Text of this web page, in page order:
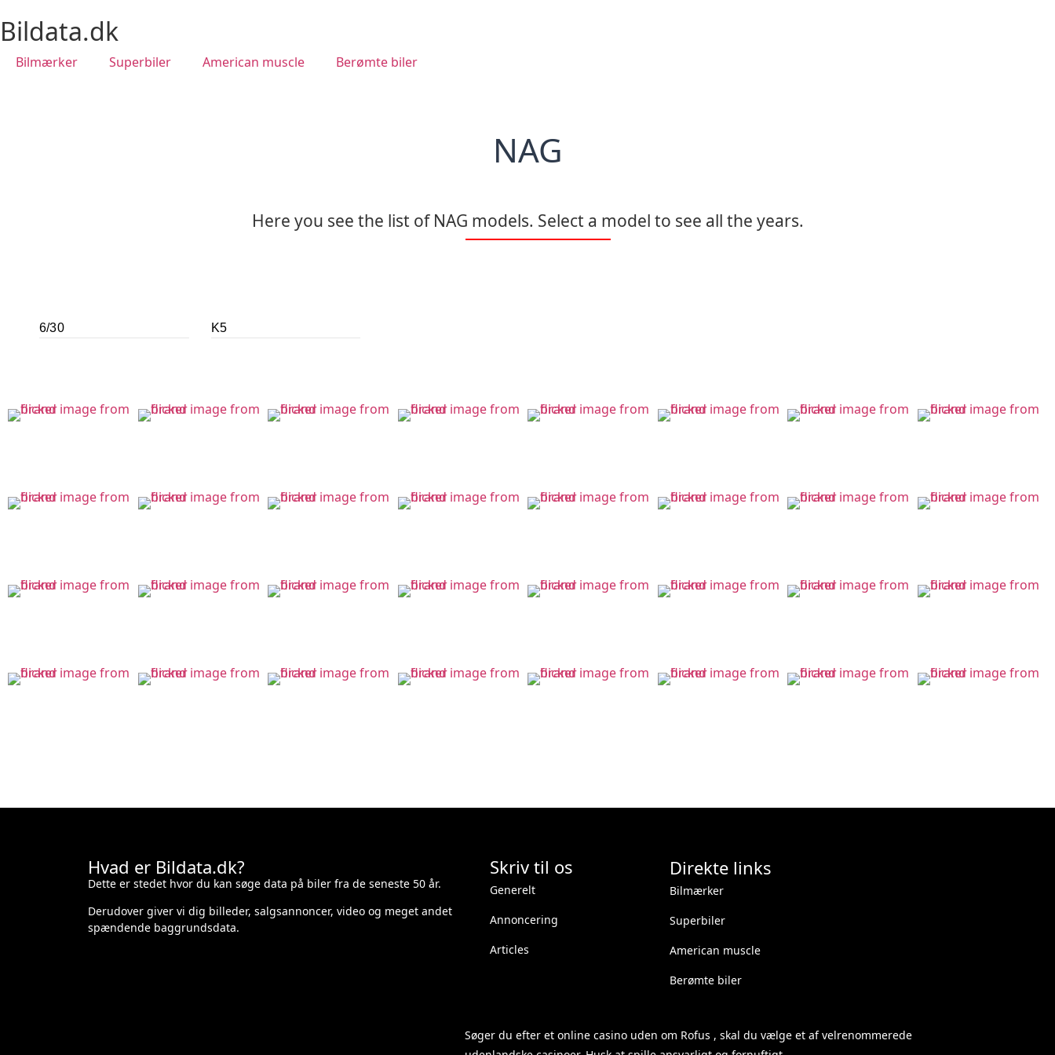
Bildata.dk
Bilmærker Superbiler American muscle Berømte biler
NAG
Here you see the list of NAG models. Select a model to see all the years.
6/30 K5
Hvad er Bildata.dk?
Dette er stedet hvor du kan søge data på biler fra de seneste 50 år.
Derudover giver vi dig billeder, salgsannoncer, video og meget andet
spændende baggrundsdata.
Skriv til os
Generelt
Annoncering
Articles
Direkte links
Bilmærker
Superbiler
American muscle
Berømte biler
Søger du efter et online casino uden om Rofus , skal du vælge et af velrenommerede